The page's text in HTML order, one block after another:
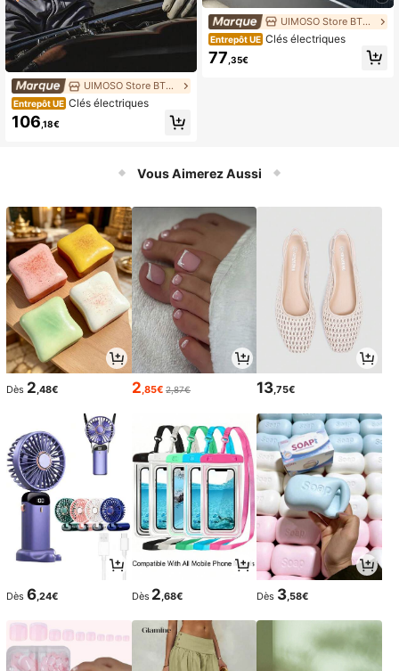
UIMOSO Store BTG EU
Entrepôt UE Clés électriques
106 ,18€
UIMOSO Store BTG EU
Entrepôt UE Clés électriques
77 ,35€
Vous Aimerez Aussi
Dès 2,48€ 2,85€ 2,87€ 13,75€
Dès 6,24€ Dès 2,68€ Dès 3,58€